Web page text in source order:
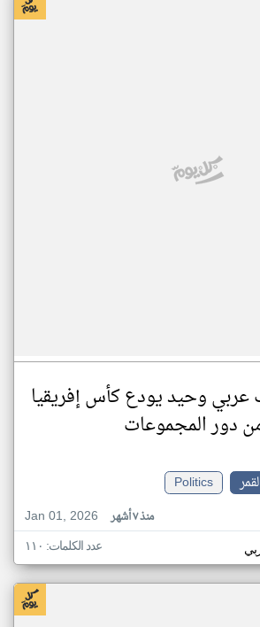
وحيد يودع كأس إفريقيا
Politics
Jan 01, 2026
منذ ٧ أشهر
عدد الكلمات: ١١٠